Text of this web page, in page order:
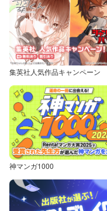
集英社人気作品キャンペーン
神マンガ1000